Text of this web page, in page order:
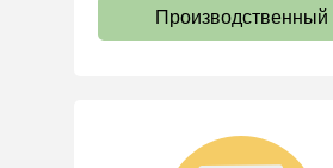
Пенсии
Производственный